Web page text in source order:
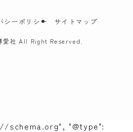
シーポリシー サイトマップ
愛社 All Right Reserved.
schema.org", "@type":